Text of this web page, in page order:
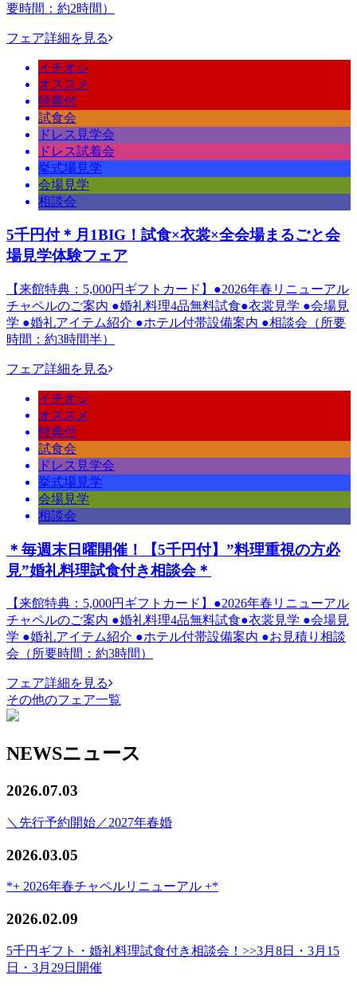
要時間：約2時間）
フェア詳細を見る
イチオシ
オススメ
特典付
試食会
ドレス見学会
ドレス試着会
挙式場見学
会場見学
相談会
5千円付＊月1BIG！試食×衣裳×全会場まるごと会
場見学体験フェア
【来館特典：5,000円ギフトカード】●2026年春リニューアル
チャペルのご案内 ●婚礼料理4品無料試食●衣裳見学 ●会場見
学 ●婚礼アイテム紹介 ●ホテル付帯設備案内 ●相談会（所要
時間：約3時間半）
フェア詳細を見る
イチオシ
オススメ
特典付
試食会
ドレス見学会
挙式場見学
会場見学
相談会
＊毎週末日曜開催！【5千円付】”料理重視の方必
見”婚礼料理試食付き相談会＊
【来館特典：5,000円ギフトカード】●2026年春リニューアル
チャペルのご案内 ●婚礼料理4品無料試食●衣裳見学 ●会場見
学 ●婚礼アイテム紹介 ●ホテル付帯設備案内 ●お見積り相談
会（所要時間：約3時間）
フェア詳細を見る
その他のフェア一覧
NEWSニュース
2026.07.03
＼先行予約開始／2027年春婚
2026.03.05
*+ 2026年春チャペルリニューアル +*
2026.02.09
5千円ギフト・婚礼料理試食付き相談会！>>3月8日・3月15
日・3月29日開催